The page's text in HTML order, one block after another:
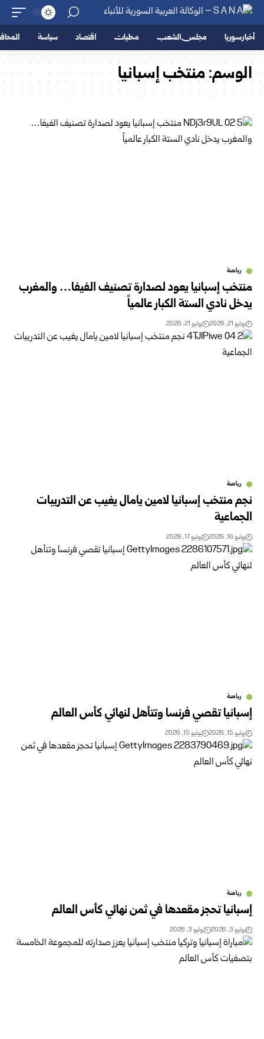
أخبار سوريا مجلس الشعب محليات اقتصاد سياسة
الوسم:منتخب إسبانيا
رياضة
منتخب إسبانيا يعود لصدارة تصنيف الفيفا… والمغرب
يدخل نادي الستة الكبار عالمياً
يوليو 21, 2026 يوليو 21, 2026
رياضة
نجم منتخب إسبانيا لامين يامال يغيب عن التدريبات
الجماعية
يوليو 16, 2026 يوليو 17, 2026
رياضة
إسبانيا تقصي فرنسا وتتأهل لنهائي كأس العالم
يوليو 15, 2026 يوليو 15, 2026
رياضة
إسبانيا تحجز مقعدها في ثمن نهائي كأس العالم
يوليو 3, 2026 يوليو 3, 2026